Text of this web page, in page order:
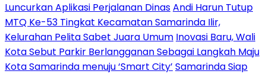
Luncurkan Aplikasi Perjalanan DinasAndi Harun Tutup
MTQ Ke-53 Tingkat Kecamatan Samarinda Ilir,
Kelurahan Pelita Sabet Juara Umum Inovasi Baru, Wali
Kota Sebut Parkir Berlangganan Sebagai Langkah Maju
Kota Samarinda menuju ‘Smart City’ Samarinda Siap